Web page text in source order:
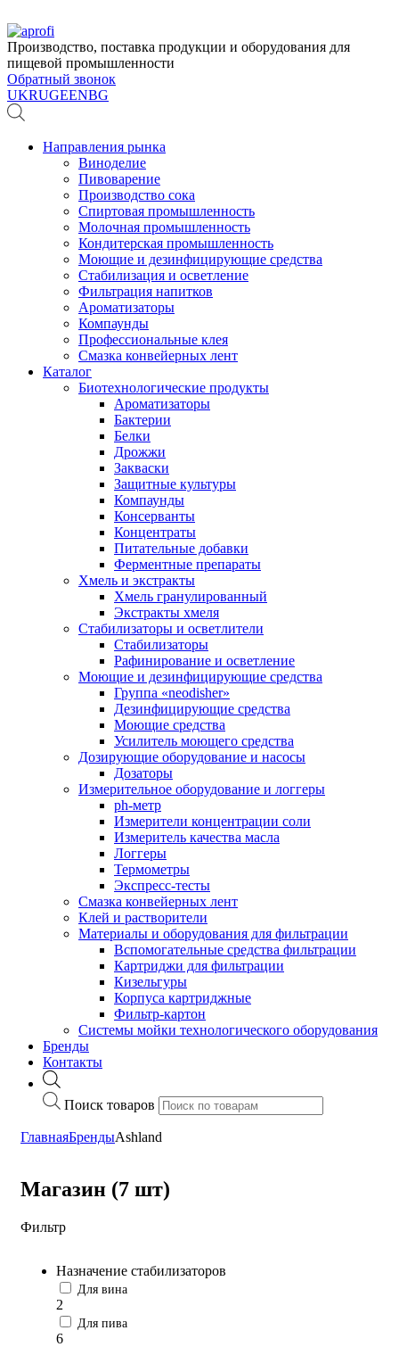
Производство, поставка продукции и оборудования для
пищевой промышленности
Обратный звонок
UKRUGEENBG
Направления рынка
Виноделие
Пивоварение
Производство сока
Спиртовая промышленность
Молочная промышленность
Кондитерская промышленность
Моющие и дезинфицирующие средства
Стабилизация и осветление
Фильтрация напитков
Ароматизаторы
Компаунды
Профессиональные клея
Смазка конвейерных лент
Каталог
Биотехнологические продукты
Ароматизаторы
Бактерии
Белки
Дрожжи
Закваски
Защитные культуры
Компаунды
Консерванты
Концентраты
Питательные добавки
Ферментные препараты
Хмель и экстракты
Хмель гранулированный
Экстракты хмеля
Cтабилизаторы и осветлители
Стабилизаторы
Рафинирование и осветление
Моющие и дезинфицирующие средства
Группа «neodisher»
Дезинфицирующие средства
Моющие средства
Усилитель моющего средства
Дозирующие оборудование и насосы
Дозаторы
Измерительное оборудование и логгеры
ph-метр
Измерители концентрации соли
Измеритель качества масла
Логгеры
Термометры
Экспресс-тесты
Cмазка конвейерных лент
Клей и растворители
Материалы и оборудования для фильтрации
Вспомогательные средства фильтрации
Картриджи для фильтрации
Кизельгуры
Корпуса картриджные
Фильтр-картон
Системы мойки технологического оборудования
Бренды
Контакты
Поиск товаров
ГлавнаяБрендыAshland
Магазин (7 шт)
Фильтр
Назначение стабилизаторов
Для вина
2
Для пива
6